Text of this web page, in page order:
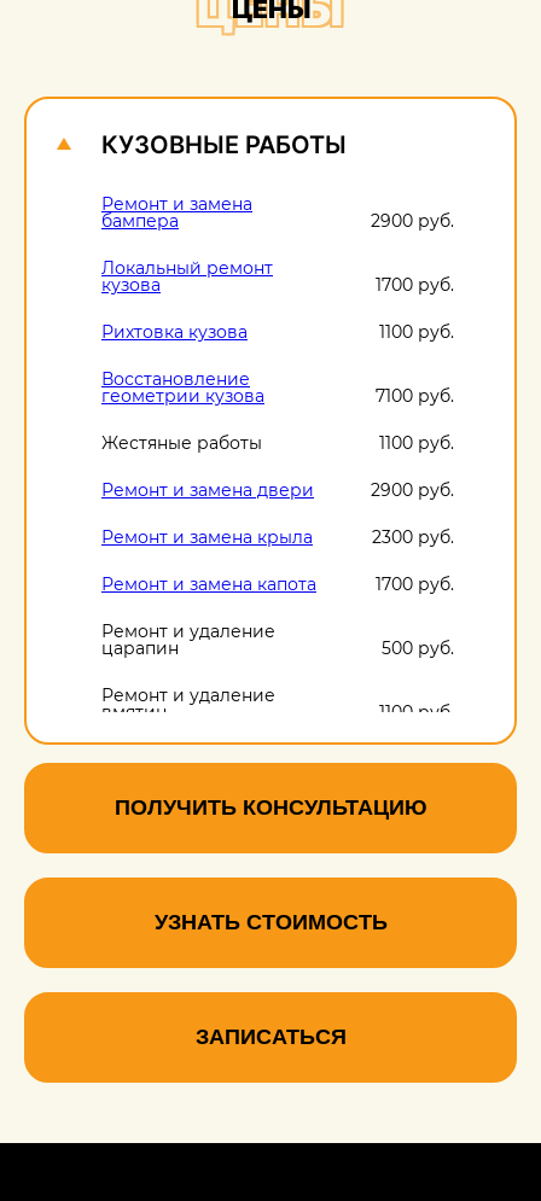
ЦЕНЫ
КУЗОВНЫЕ РАБОТЫ
Ремонт и замена
бампера 2900 руб.
Локальный ремонт
кузова 1700 руб.
Рихтовка кузова 1100 руб.
Восстановление
геометрии кузова 7100 руб.
Жестяные работы 1100 руб.
Ремонт и замена двери 2900 руб.
Ремонт и замена крыла 2300 руб.
Ремонт и замена капота 1700 руб.
Ремонт и удаление
царапин 500 руб.
Ремонт и удаление
вмятин 1100 руб.
Ремонт и удаление
ПОЛУЧИТЬ КОНСУЛЬТАЦИЮ
УЗНАТЬ СТОИМОСТЬ
ЗАПИСАТЬСЯ